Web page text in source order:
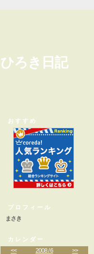
ひろき日記
おすすめ
プロフィール
まさき
カレンダー
<<
2008 / 6
>>